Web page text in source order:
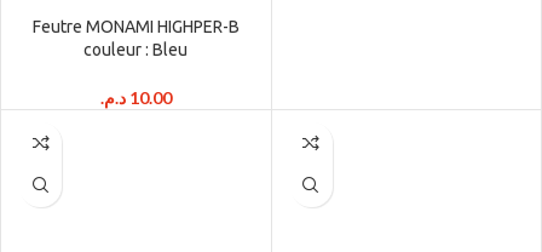
Feutre MONAMI HIGHPER-B
couleur : Bleu
10.00 د.م.